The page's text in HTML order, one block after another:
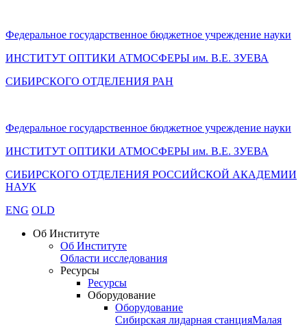
Федеральное государственное бюджетное учреждение науки
ИНСТИТУТ ОПТИКИ АТМОСФЕРЫ им. В.Е. ЗУЕВА
СИБИРСКОГО ОТДЕЛЕНИЯ РАН
Федеральное государственное бюджетное учреждение науки
ИНСТИТУТ ОПТИКИ АТМОСФЕРЫ им. В.Е. ЗУЕВА
СИБИРСКОГО ОТДЕЛЕНИЯ РОССИЙСКОЙ АКАДЕМИИ
НАУК
ENG OLD
Об Институте
Об Институте
Области исследования
Ресурсы
Ресурсы
Оборудование
Оборудование
Сибирская лидарная станцияМалая